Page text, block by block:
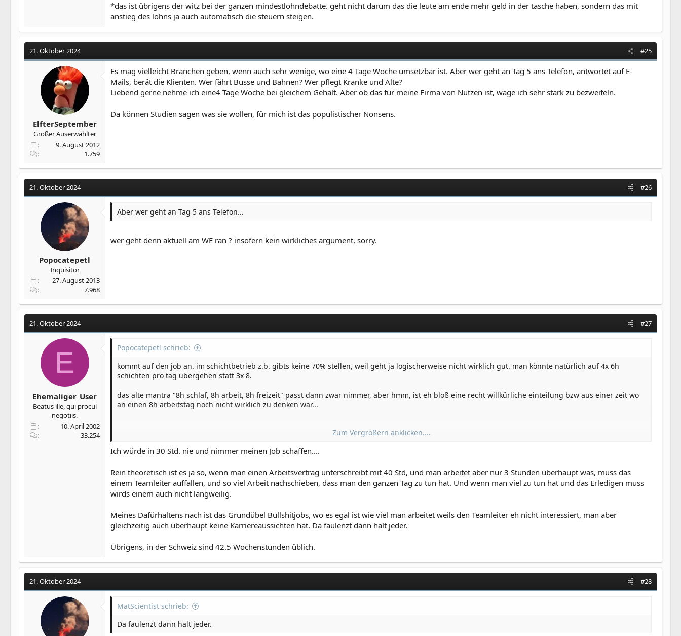
*das ist übrigens der witz bei der ganzen mindestlohndebatte. geht nicht darum das die leute am ende mehr geld in der tasche haben, sondern das mit
anstieg des lohns ja auch automatisch die steuern steigen.
21. Oktober 2024 #25
ElfterSeptember
Großer Auserwählter
9. August 2012
1.759
Es mag vielleicht Branchen geben, wenn auch sehr wenige, wo eine 4 Tage Woche umsetzbar ist. Aber wer geht an Tag 5 ans Telefon, antwortet auf E-
Mails, berät die Klienten. Wer fährt Busse und Bahnen? Wer pflegt Kranke und Alte?
Liebend gerne nehme ich eine4 Tage Woche bei gleichem Gehalt. Aber ob das für meine Firma von Nutzen ist, wage ich sehr stark zu bezweifeln.
Da können Studien sagen was sie wollen, für mich ist das populistischer Nonsens.
21. Oktober 2024 #26
Popocatepetl
Inquisitor
27. August 2013
7.968
Aber wer geht an Tag 5 ans Telefon...
wer geht denn aktuell am WE ran ? insofern kein wirkliches argument, sorry.
21. Oktober 2024 #27
E
Ehemaliger_User
Beatus ille, qui procul
negotiis.
10. April 2002
33.254
Popocatepetl schrieb:
kommt auf den job an. im schichtbetrieb z.b. gibts keine 70% stellen, weil geht ja logischerweise nicht wirklich gut. man könnte natürlich auf 4x 6h
schichten pro tag übergehen statt 3x 8.
das alte mantra "8h schlaf, 8h arbeit, 8h freizeit" passt dann zwar nimmer, aber hmm, ist eh bloß eine recht willkürliche einteilung bzw aus einer zeit wo
an einen 8h arbeitstag noch nicht wirklich zu denken war...
der AG freut sich, weil die leute effektiver arbeiten, der AN freut sich, weil er mehr freizeit hat und der staat freut sich, weil plötzlich ganz viele jobs
entstehen, wo dann steuern fließen. (*)
der weg anders herum ist letztlich auch nicht unintressant. wenn ich als manager weiß, die leute machen den halben tag eh nix, wofür soll ich sie denn
*das ist übrigens der witz bei der ganzen mindestlohndebatte. geht nicht darum das die leute am ende mehr geld in der tasche haben, sondern das mit
anstieg des lohns ja auch automatisch die steuern steigen.
Zum Vergrößern anklicken....
Ich würde in 30 Std. nie und nimmer meinen Job schaffen....
Rein theoretisch ist es ja so, wenn man einen Arbeitsvertrag unterschreibt mit 40 Std, und man arbeitet aber nur 3 Stunden überhaupt was, muss das
einem Teamleiter auffallen, und so viel Arbeit nachschieben, dass man den ganzen Tag zu tun hat. Und wenn man viel zu tun hat und das Erledigen muss
wirds einem auch nicht langweilig.
Meines Dafürhaltens nach ist das Grundübel Bullshitjobs, wo es egal ist wie viel man arbeitet weils den Teamleiter eh nicht interessiert, man aber
gleichzeitig auch überhaupt keine Karriereaussichten hat. Da faulenzt dann halt jeder.
Übrigens, in der Schweiz sind 42.5 Wochenstunden üblich.
21. Oktober 2024 #28
MatScientist schrieb:
Da faulenzt dann halt jeder.